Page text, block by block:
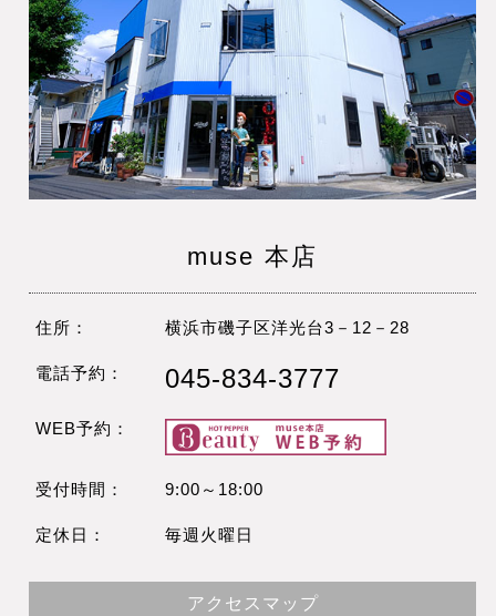
muse 本店
住所： 横浜市磯子区洋光台3－12－28
電話予約： 045-834-3777
WEB予約：
受付時間： 9:00～18:00
定休日： 毎週火曜日
アクセスマップ